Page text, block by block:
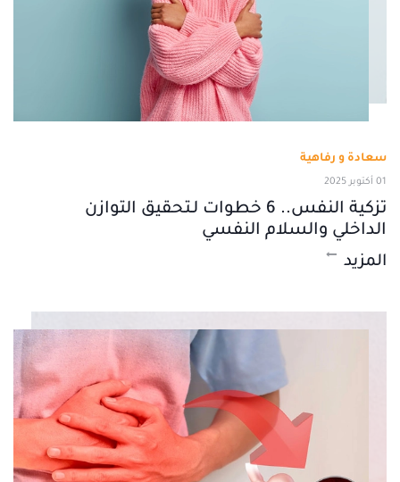
سعادة و رفاهية
01 أكتوبر 2025
تزكية النفس.. 6 خطوات لـتحقيق التوازن
الداخلي والسلام النفسي
المزيد